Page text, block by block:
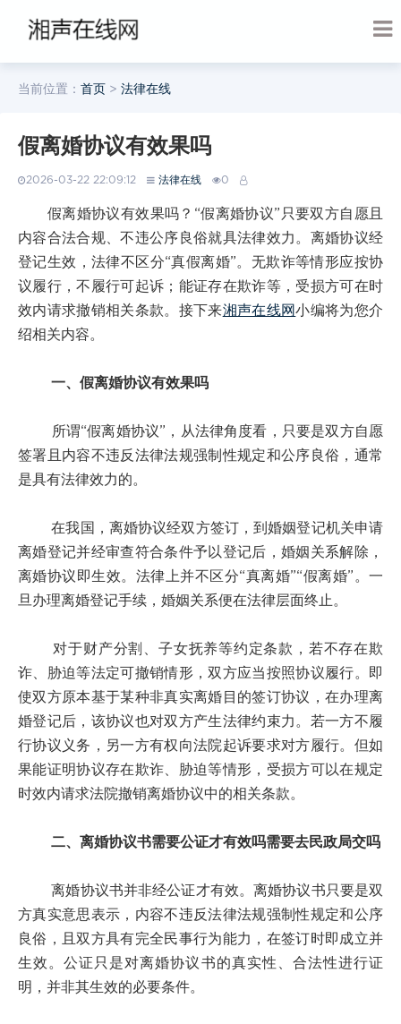
当前位置： 首页 > 法律在线
假离婚协议有效果吗
2026-03-22 22:09:12 法律在线 0
假离婚协议有效果吗？“假离婚协议”只要双方自愿且
内容合法合规、不违公序良俗就具法律效力。离婚协议经
登记生效，法律不区分“真假离婚”。无欺诈等情形应按协
议履行，不履行可起诉；能证存在欺诈等，受损方可在时
效内请求撤销相关条款。接下来湘声在线网小编将为您介
绍相关内容。
一、假离婚协议有效果吗
所谓“假离婚协议”，从法律角度看，只要是双方自愿
签署且内容不违反法律法规强制性规定和公序良俗，通常
是具有法律效力的。
在我国，离婚协议经双方签订，到婚姻登记机关申请
离婚登记并经审查符合条件予以登记后，婚姻关系解除，
离婚协议即生效。法律上并不区分“真离婚”“假离婚”。一
旦办理离婚登记手续，婚姻关系便在法律层面终止。
对于财产分割、子女抚养等约定条款，若不存在欺
诈、胁迫等法定可撤销情形，双方应当按照协议履行。即
使双方原本基于某种非真实离婚目的签订协议，在办理离
婚登记后，该协议也对双方产生法律约束力。若一方不履
行协议义务，另一方有权向法院起诉要求对方履行。但如
果能证明协议存在欺诈、胁迫等情形，受损方可以在规定
时效内请求法院撤销离婚协议中的相关条款。
二、离婚协议书需要公证才有效吗需要去民政局交吗
离婚协议书并非经公证才有效。离婚协议书只要是双
方真实意思表示，内容不违反法律法规强制性规定和公序
良俗，且双方具有完全民事行为能力，在签订时即成立并
生效。公证只是对离婚协议书的真实性、合法性进行证
明，并非其生效的必要条件。